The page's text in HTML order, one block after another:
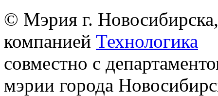
© Мэрия г.
компанией Технологика
совместно с
мэрии города